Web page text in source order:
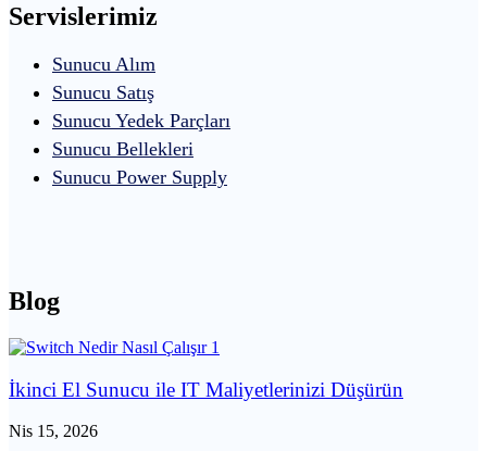
Servislerimiz
Sunucu Alım
Sunucu Satış
Sunucu Yedek Parçları
Sunucu Bellekleri
Sunucu Power Supply
Blog
İkinci El Sunucu ile IT Maliyetlerinizi Düşürün
Nis 15, 2026